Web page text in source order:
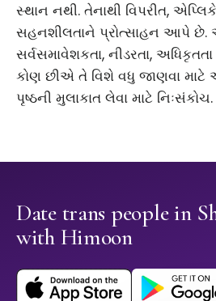
સ્થાન નથી. તેનાથી વિપરીત,
સહનશીલતાને પ્રોત્સાહન આપે છે.
સર્વસમાવેશકતા, નીડરતા,
કોણ છીએ તે વિશે વધુ જાણવા માટે
પૃષ્ઠની મુલાકાત લેવા માટે નિઃસંકોચ.
Date trans people in
with Himoon